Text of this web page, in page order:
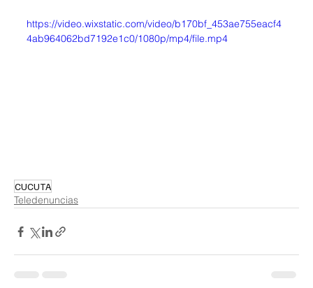
https://video.wixstatic.com/video/b170bf_453ae755eacf4
4ab964062bd7192e1c0/1080p/mp4/file.mp4
CUCUTA
Teledenuncias